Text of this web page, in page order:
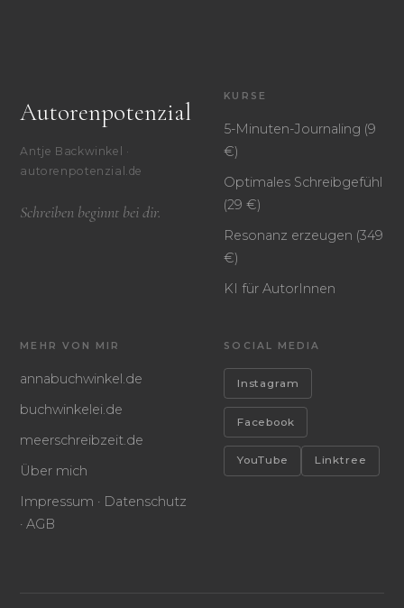
Autorenpotenzial
Antje Backwinkel ·
autorenpotenzial.de
Schreiben beginnt bei dir.
KURSE
5-Minuten-Journaling (9
€)
Optimales Schreibgefühl
(29 €)
Resonanz erzeugen (349
€)
KI für AutorInnen
MEHR VON MIR
annabuchwinkel.de
buchwinkelei.de
meerschreibzeit.de
Über mich
Impressum · Datenschutz
· AGB
SOCIAL MEDIA
Instagram
Facebook
YouTube Linktree